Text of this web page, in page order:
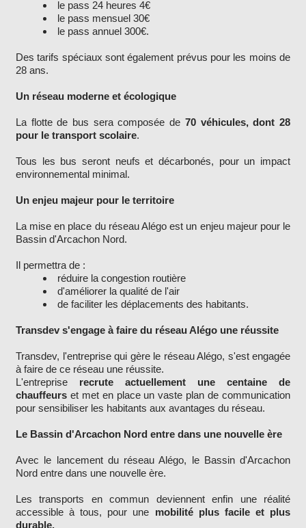
le pass 24 heures 4€
le pass mensuel 30€
le pass annuel 300€.
Des tarifs spéciaux sont également prévus pour les moins de
28 ans.
Un réseau moderne et écologique
La flotte de bus sera composée de 70 véhicules, dont 28
pour le transport scolaire.
Tous les bus seront neufs et décarbonés, pour un impact
environnemental minimal.
Un enjeu majeur pour le territoire
La mise en place du réseau Alégo est un enjeu majeur pour le
Bassin d'Arcachon Nord.
Il permettra de :
réduire la congestion routière
d'améliorer la qualité de l'air
de faciliter les déplacements des habitants.
Transdev s'engage à faire du réseau Alégo une réussite
Transdev, l'entreprise qui gère le réseau Alégo, s'est engagée
à faire de ce réseau une réussite.
L'entreprise recrute actuellement une centaine de
chauffeurs et met en place un vaste plan de communication
pour sensibiliser les habitants aux avantages du réseau.
Le Bassin d'Arcachon Nord entre dans une nouvelle ère
Avec le lancement du réseau Alégo, le Bassin d'Arcachon
Nord entre dans une nouvelle ère.
Les transports en commun deviennent enfin une réalité
accessible à tous, pour une mobilité plus facile et plus
durable.